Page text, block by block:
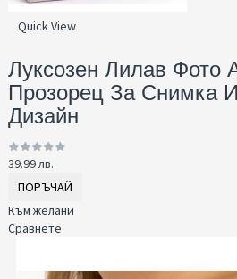
Quick View
Луксозен Лилав Фото
Прозорец За Снимка
Дизайн
39.99 лв.
ПОРЪЧАЙ
Към желани
Сравнете